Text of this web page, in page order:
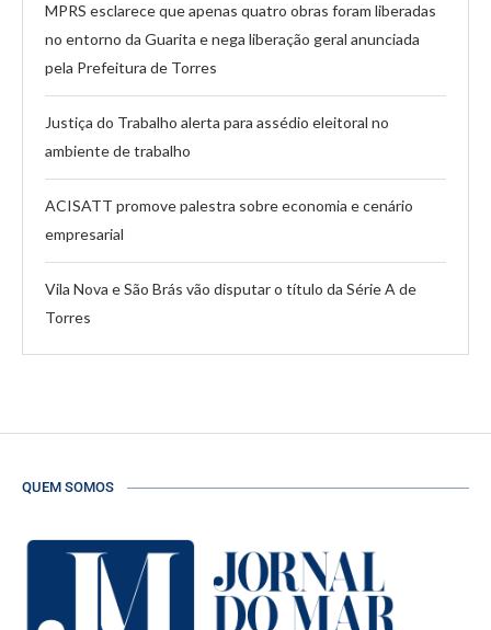
MPRS esclarece que apenas quatro obras foram liberadas
no entorno da Guarita e nega liberação geral anunciada
pela Prefeitura de Torres
Justiça do Trabalho alerta para assédio eleitoral no
ambiente de trabalho
ACISATT promove palestra sobre economia e cenário
empresarial
Vila Nova e São Brás vão disputar o título da Série A de
Torres
QUEM SOMOS